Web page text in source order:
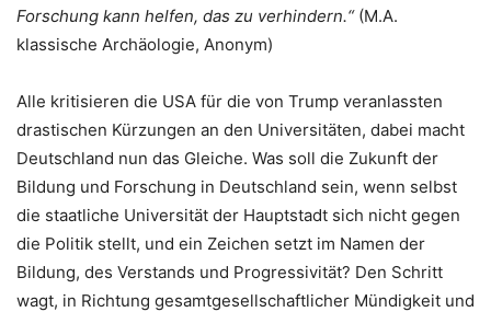
Forschung kann helfen, das zu verhindern.“(M.A.
klassische Archäologie, Anonym)
Alle kritisieren die USA für die von Trump veranlassten
drastischen Kürzungen an den Universitäten, dabei macht
Deutschland nun das Gleiche. Was soll die Zukunft der
Bildung und Forschung in Deutschland sein, wenn selbst
die staatliche Universität der Hauptstadt sich nicht gegen
die Politik stellt, und ein Zeichen setzt im Namen der
Bildung, des Verstands und Progressivität? Den Schritt
wagt, in Richtung gesamtgesellschaftlicher Mündigkeit und